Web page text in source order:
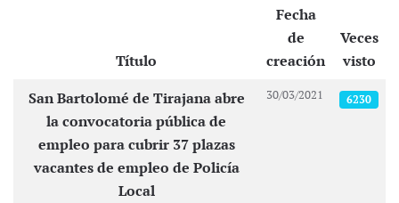
Artículos
Título
Fecha
de
creación
Veces
visto
San Bartolomé de Tirajana abre
la convocatoria pública de
empleo para cubrir 37 plazas
vacantes de empleo de Policía
Local
30/03/2021 6230